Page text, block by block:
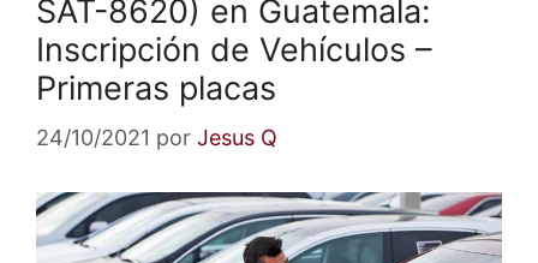
SAT-8620) en Guatemala:
Inscripción de Vehículos –
Primeras placas
24/10/2021 por Jesus Q